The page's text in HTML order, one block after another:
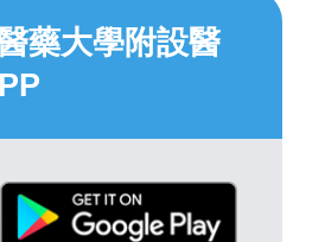
藥大學附設醫